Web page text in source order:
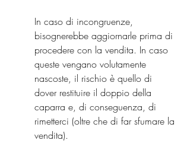
In caso di incongruenze,
bisognerebbe aggiornarle prima di
procedere con la vendita. In caso
queste vengano volutamente
nascoste, il rischio è quello di
dover restituire il doppio della
caparra e, di conseguenza, di
rimetterci (oltre che di far sfumare la
vendita).